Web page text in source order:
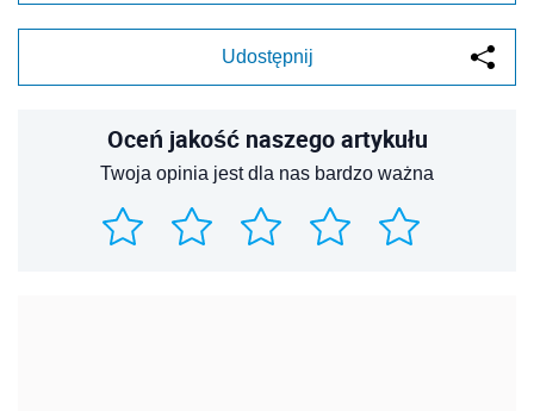
Udostępnij
Oceń jakość naszego artykułu
Twoja opinia jest dla nas bardzo ważna